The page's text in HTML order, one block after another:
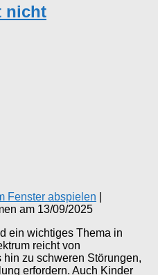
nicht
Fenster abspielen
am 13/09/2025
ein wichtiges Thema in
reicht von
zu schweren Störungen,
erfordern. Auch Kinder